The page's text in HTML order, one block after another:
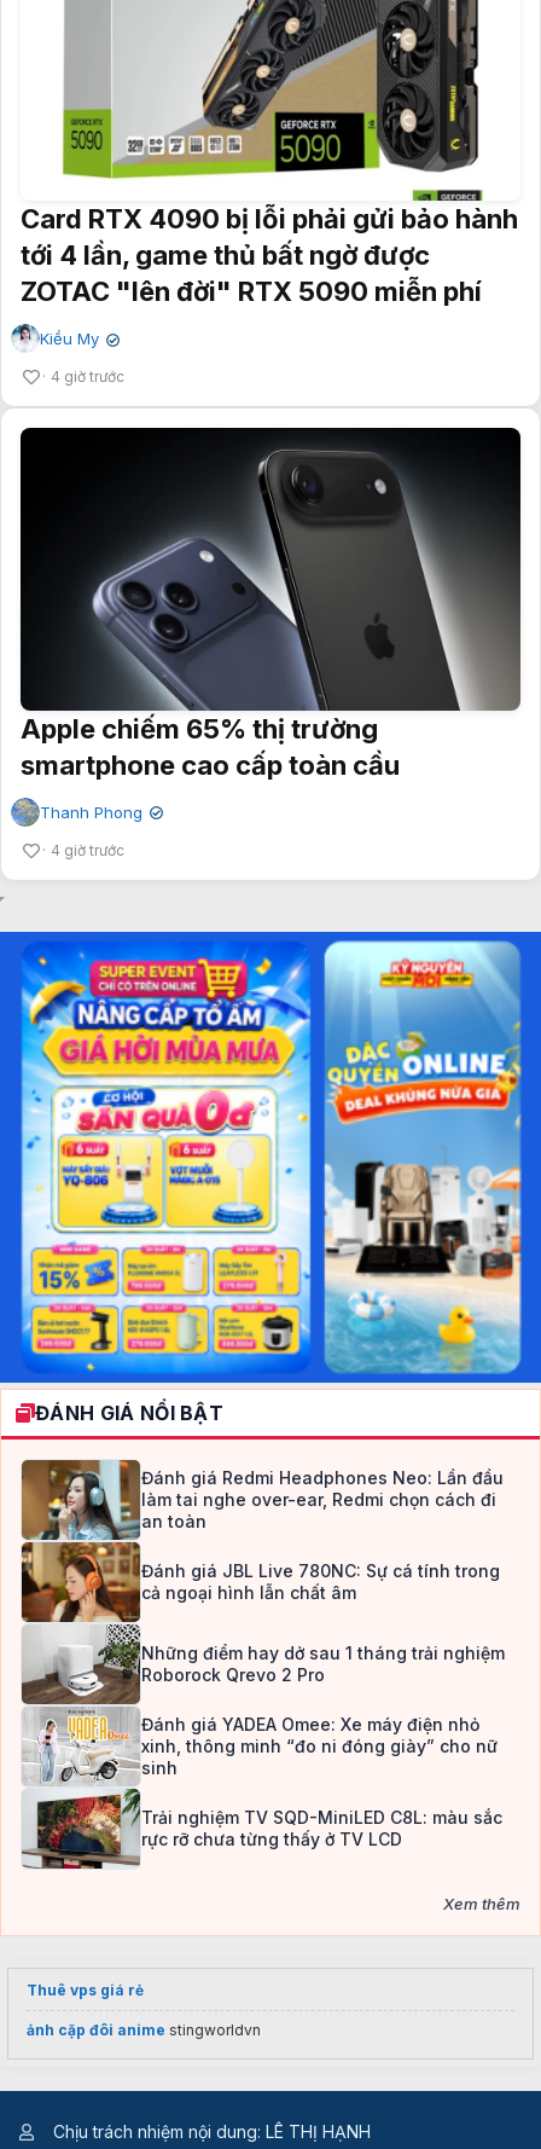
Card RTX 4090 bị lỗi phải gửi bảo hành
tới 4 lần, game thủ bất ngờ được
ZOTAC "lên đời" RTX 5090 miễn phí
Kiều My ✔
4 giờ trước
Apple chiếm 65% thị trường
smartphone cao cấp toàn cầu
Thanh Phong ✔
4 giờ trước
ĐÁNH GIÁ NỔI BẬT
Đánh giá Redmi Headphones Neo: Lần đầu
làm tai nghe over-ear, Redmi chọn cách đi
an toàn
Đánh giá JBL Live 780NC: Sự cá tính trong
cả ngoại hình lẫn chất âm
Những điểm hay dở sau 1 tháng trải nghiệm
Roborock Qrevo 2 Pro
Đánh giá YADEA Omee: Xe máy điện nhỏ
xinh, thông minh “đo ni đóng giày” cho nữ
sinh
Trải nghiệm TV SQD-MiniLED C8L: màu sắc
rực rỡ chưa từng thấy ở TV LCD
Xem thêm
Thuê vps giá rẻ
ảnh cặp đôi anime stingworldvn
Chịu trách nhiệm nội dung: LÊ THỊ HẠNH